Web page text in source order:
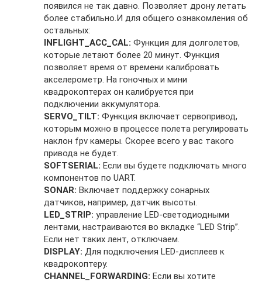
появился не так давно. Позволяет дрону летать
более стабильно.И для общего ознакомления об
остальных:
INFLIGHT_ACC_CAL: Функция для долголетов,
которые летают более 20 минут. Функция
позволяет время от времени калибровать
акселерометр. На гоночных и мини
квадрокоптерах он калибруется при
подключении аккумулятора.
SERVO_TILT: Функция включает сервопривод,
которым можно в процессе полета регулировать
наклон fpv камеры. Скорее всего у вас такого
привода не будет.
SOFTSERIAL: Если вы будете подключать много
компонентов по UART.
SONAR: Включает поддержку сонарных
датчиков, например, датчик высоты.
LED_STRIP: управление LED-светодиодными
лентами, настраиваются во вкладке “LED Strip”.
Если нет таких лент, отключаем.
DISPLAY: Для подключения LED-дисплеев к
квадрокоптеру.
CHANNEL_FORWARDING: Если вы хотите